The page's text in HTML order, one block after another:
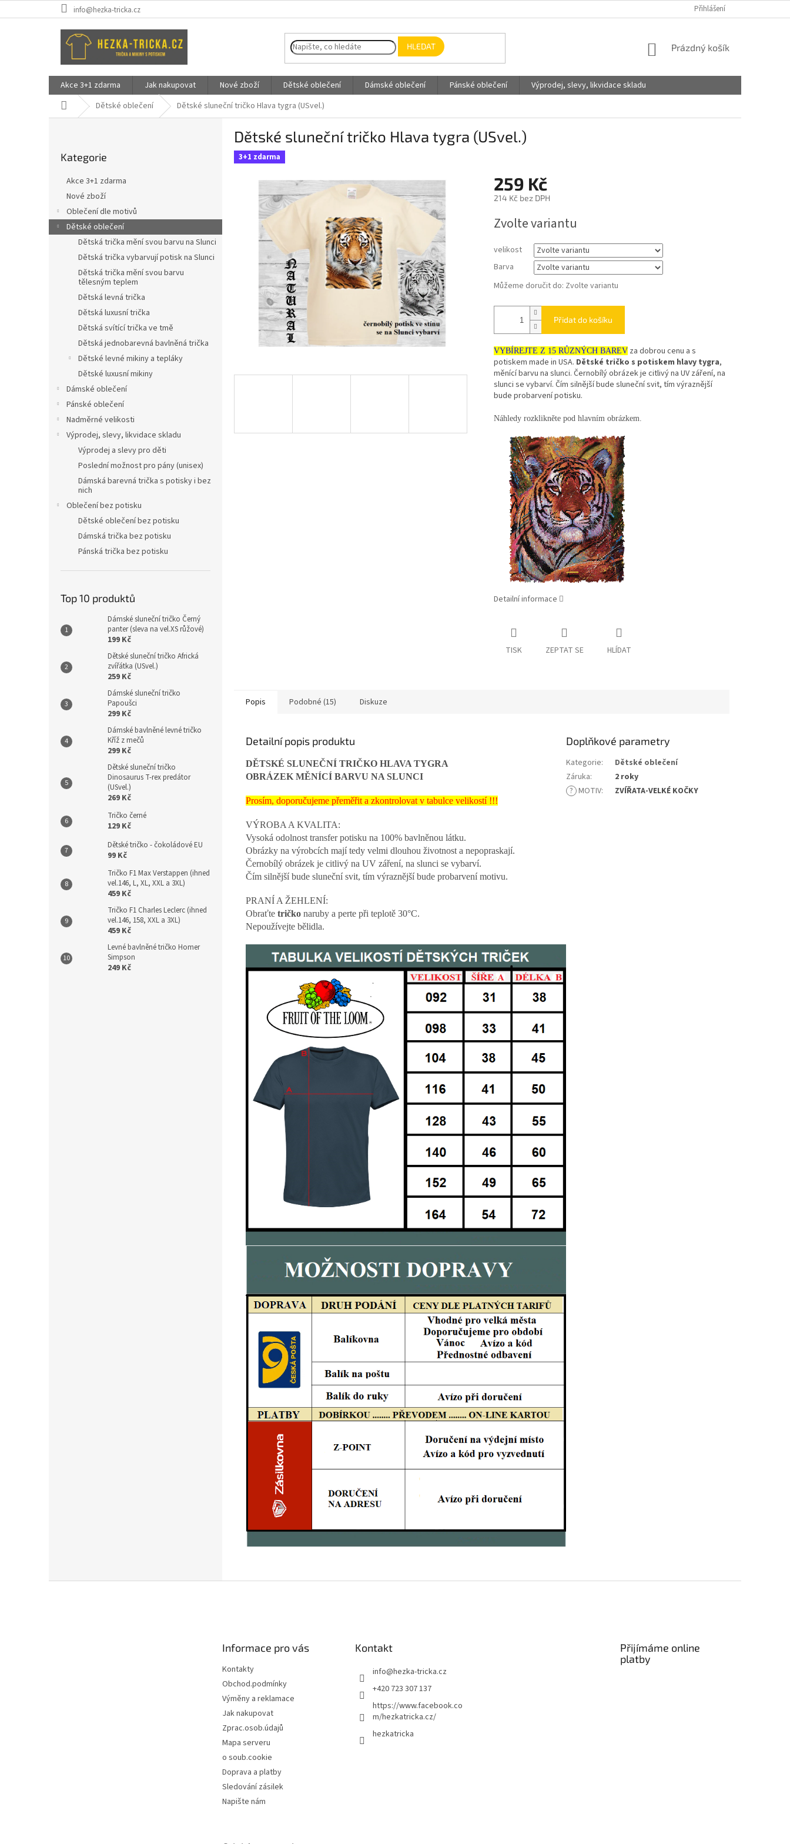
na
info@hezka-tricka.cz Přihlášení
HLEDAT
NÁKUPNÍ
Prázdný košík
Akce 3+1 zdarma Jak nakupovat Nové zboží Dětské oblečení Dámské oblečení Pánské oblečení
Výprodej, slevy, likvidace skladu
Domů Dětské oblečení Dětské sluneční tričko Hlava tygra (USvel.)
kategorie
Kategorie
Akce 3+1 zdarma
Nové zboží
Oblečení dle motivů
Dětské oblečení
Dětská trička mění svou barvu na Slunci
Dětská trička vybarvují potisk na Slunci
Dětská trička mění svou barvu
tělesným teplem
Dětská levná trička
Dětská luxusní trička
Dětská svítící trička ve tmě
Dětská jednobarevná bavlněná trička
Dětské levné mikiny a tepláky
Dětské luxusní mikiny
Dámské oblečení
Pánské oblečení
Nadměrné velikosti
Výprodej, slevy, likvidace skladu
Výprodej a slevy pro děti
Poslední možnost pro pány (unisex)
Dámská barevná trička s potisky i bez
nich
Oblečení bez potisku
Dětské oblečení bez potisku
Dámská trička bez potisku
Pánská trička bez potisku
Top 10 produktů
Dámské sluneční tričko Černý
panter (sleva na vel.XS růžové)
199 Kč
Dětské sluneční tričko Africká
zvířátka (USvel.)
259 Kč
Dámské sluneční tričko
Papoušci
299 Kč
Dámské bavlněné levné tričko
Kříž z mečů
299 Kč
Dětské sluneční tričko
Dinosaurus T-rex predátor
(USvel.)
269 Kč
Tričko černé
129 Kč
Dětské tričko - čokoládové EU
99 Kč
Tričko F1 Max Verstappen (ihned
vel.146, L, XL, XXL a 3XL)
459 Kč
Tričko F1 Charles Leclerc (ihned
vel.146, 158, XXL a 3XL)
459 Kč
Levné bavlněné tričko Homer
Simpson
249 Kč
Dětské sluneční tričko Hlava tygra (USvel.)
3+1 zdarma
259 Kč
214 Kč bez DPH
cena:
Zvolte variantu
velikost
Barva
Můžeme doručit do: Zvolte variantu
Přidat do košíku
VYBÍREJTE Z 15 RŮZNÝCH BAREVza dobrou cenu a s
potiskem made in USA. Dětské tričko s potiskem hlavy tygra,
měnící barvu na slunci. Černobílý obrázek je citlivý na UV záření, na
slunci se vybarví. Čím silnější bude sluneční svit, tím výraznější
bude probarvení potisku.
Náhledy rozklikněte pod hlavním obrázkem.
Detailní informace
TISK ZEPTAT SE HLÍDAT
Popis Podobné (15) Diskuze
Detailní popis produktu
DĚTSKÉ SLUNEČNÍ TRIČKO HLAVA TYGRA
OBRÁZEK MĚNÍCÍ BARVU NA SLUNCI
Prosím, doporučujeme přeměřit a zkontrolovat v tabulce velikostí !!!
VÝROBA A KVALITA:
Vysoká odolnost transfer potisku na 100% bavlněnou látku.
Obrázky na výrobcích mají tedy velmi dlouhou životnost a nepopraskají.
Černobílý obrázek je citlivý na UV záření, na slunci se vybarví.
Čím silnější bude sluneční svit, tím výraznější bude probarvení motivu.
PRANÍ A ŽEHLENÍ:
Obraťte tričko naruby a perte při teplotě 30°C.
Nepoužívejte bělidla.
Doplňkové parametry
Kategorie:
Dětské oblečení
Záruka:
2 roky
? MOTIV: ZVÍŘATA-VELKÉ KOČKY
Informace pro vás
Kontakty
Obchod.podmínky
Výměny a reklamace
Jak nakupovat
Zprac.osob.údajů
Mapa serveru
o soub.cookie
Doprava a platby
Sledování zásilek
Napište nám
Kontakt
info@hezka-tricka.cz
+420 723 307 137
https://www.facebook.co
m/hezkatricka.cz/
hezkatricka
Přijímáme online
platby